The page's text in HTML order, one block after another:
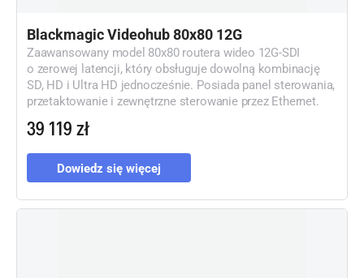
Blackmagic Videohub 80x80 12G
Zaawansowany model 80x80 routera wideo 12G-SDI
o zerowej latencji, który obsługuje dowolną kombinację
SD, HD i Ultra HD jednocześnie. Posiada panel sterowania,
przetaktowanie i zewnętrzne sterowanie przez Ethernet.
39 119 zł
Dowiedz się więcej